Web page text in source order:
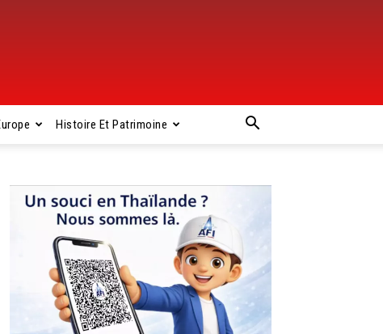
Histoire Et Patrimoine